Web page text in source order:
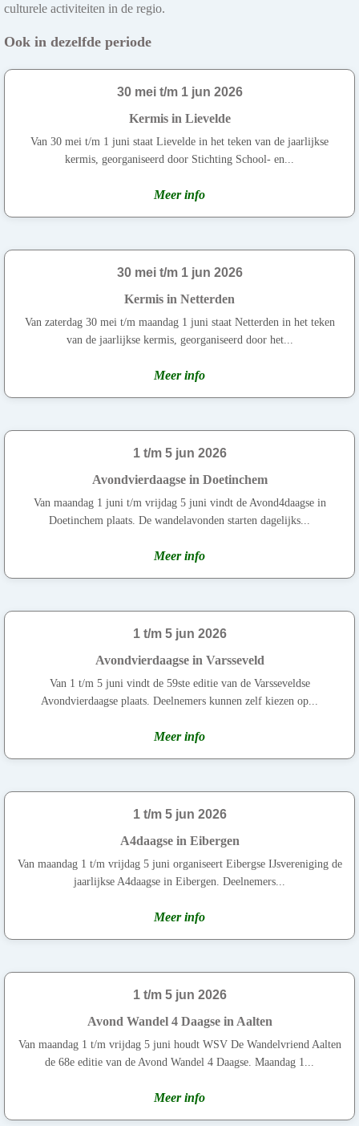
culturele activiteiten in de regio.
Ook in dezelfde periode
30 mei t/m 1 jun 2026
Kermis in Lievelde
Van 30 mei t/m 1 juni staat Lievelde in het teken van de jaarlijkse
kermis, georganiseerd door Stichting School- en...
Meer info
30 mei t/m 1 jun 2026
Kermis in Netterden
Van zaterdag 30 mei t/m maandag 1 juni staat Netterden in het teken
van de jaarlijkse kermis, georganiseerd door het...
Meer info
1 t/m 5 jun 2026
Avondvierdaagse in Doetinchem
Van maandag 1 juni t/m vrijdag 5 juni vindt de Avond4daagse in
Doetinchem plaats. De wandelavonden starten dagelijks...
Meer info
1 t/m 5 jun 2026
Avondvierdaagse in Varsseveld
Van 1 t/m 5 juni vindt de 59ste editie van de Varsseveldse
Avondvierdaagse plaats. Deelnemers kunnen zelf kiezen op...
Meer info
1 t/m 5 jun 2026
A4daagse in Eibergen
Van maandag 1 t/m vrijdag 5 juni organiseert Eibergse IJsvereniging de
jaarlijkse A4daagse in Eibergen. Deelnemers...
Meer info
1 t/m 5 jun 2026
Avond Wandel 4 Daagse in Aalten
Van maandag 1 t/m vrijdag 5 juni houdt WSV De Wandelvriend Aalten
de 68e editie van de Avond Wandel 4 Daagse. Maandag 1...
Meer info